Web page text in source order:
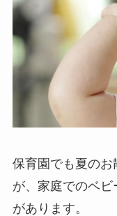
保育園でも夏の
が、家庭でのベ
があります。